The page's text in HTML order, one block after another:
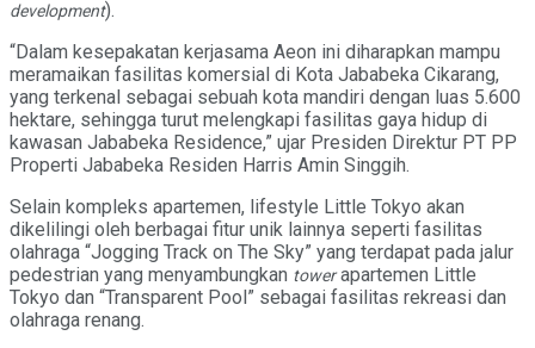
development).
“Dalam kesepakatan kerjasama Aeon ini diharapkan mampu
meramaikan fasilitas komersial di Kota Jababeka Cikarang,
yang terkenal sebagai sebuah kota mandiri dengan luas 5.600
hektare, sehingga turut melengkapi fasilitas gaya hidup di
kawasan Jababeka Residence,” ujar Presiden Direktur PT PP
Properti Jababeka Residen Harris Amin Singgih.
Selain kompleks apartemen, lifestyle Little Tokyo akan
dikelilingi oleh berbagai fitur unik lainnya seperti fasilitas
olahraga “Jogging Track on The Sky” yang terdapat pada jalur
pedestrian yang menyambungkan towerapartemen Little
Tokyo dan “Transparent Pool” sebagai fasilitas rekreasi dan
olahraga renang.